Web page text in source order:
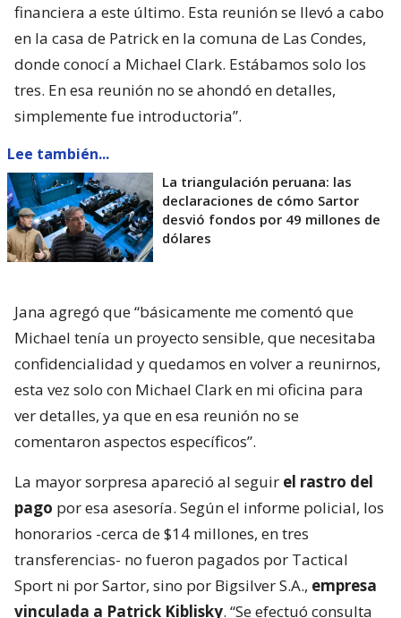
financiera a este último. Esta reunión se llevó a cabo
en la casa de Patrick en la comuna de Las Condes,
donde conocí a Michael Clark. Estábamos solo los
tres. En esa reunión no se ahondó en detalles,
simplemente fue introductoria”.
Lee también...
La triangulación peruana: las
declaraciones de cómo Sartor
desvió fondos por 49 millones de
dólares
Jana agregó que “básicamente me comentó que
Michael tenía un proyecto sensible, que necesitaba
confidencialidad y quedamos en volver a reunirnos,
esta vez solo con Michael Clark en mi oficina para
ver detalles, ya que en esa reunión no se
comentaron aspectos específicos”.
La mayor sorpresa apareció al seguir el rastro del
pago por esa asesoría. Según el informe policial, los
honorarios -cerca de $14 millones, en tres
transferencias- no fueron pagados por Tactical
Sport ni por Sartor, sino por Bigsilver S.A., empresa
vinculada a Patrick Kiblisky. “Se efectuó consulta